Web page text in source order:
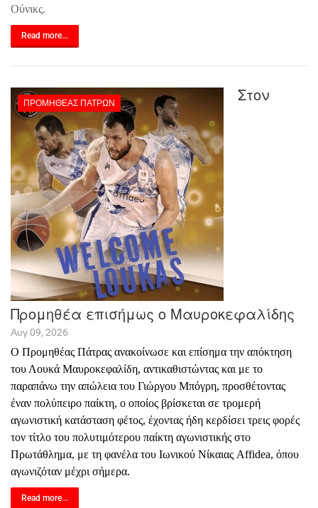
Ούνικς.
Read more...
ΠΡΟΜΗΘΈΑΣ ΠΑΤΡΏΝ Στον
Προμηθέα επισήμως ο Μαυροκεφαλίδης
Αυγ 09, 2026
Ο Προμηθέας Πάτρας ανακοίνωσε και επίσημα την απόκτηση
του Λουκά Μαυροκεφαλίδη, αντικαθιστώντας και με το
παραπάνω την απώλεια του Γιώργου Μπόγρη, προσθέτοντας
έναν πολύπειρο παίκτη, ο οποίος βρίσκεται σε τρομερή
αγωνιστική κατάσταση φέτος, έχοντας ήδη κερδίσει τρεις φορές
τον τίτλο του πολυτιμότερου παίκτη αγωνιστικής στο
Πρωτάθλημα, με τη φανέλα του Ιωνικού Νίκαιας Affidea, όπου
αγωνιζόταν μέχρι σήμερα.
Read more...